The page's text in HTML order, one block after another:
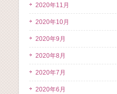
2020年11月
2020年10月
2020年9月
2020年8月
2020年7月
2020年6月